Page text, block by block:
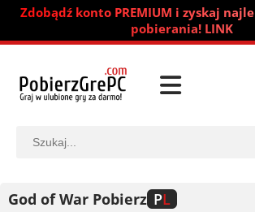
Zdobądź konto PREMIUM i zyskaj
pobierania! LINK
God of War Pobierz PL